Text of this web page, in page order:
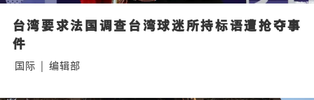
台湾要求法国调查台湾球迷所持标语遭抢夺事
件
国际 | 编辑部